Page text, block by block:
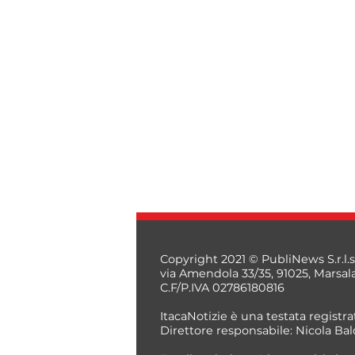
Copyright 2021 © PubliNews
via Amendola 33/35, 91025,
C.F/P.IVA 02786180816
ItacaNotizie è una testata
Direttore responsabile: Nicola